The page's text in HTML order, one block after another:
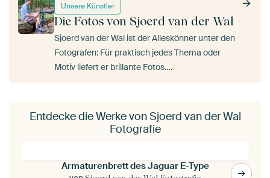
Unsere Künstler
Die Fotos von Sjoerd van der Wal
Sjoerd van der Wal ist der Alleskönner unter den
Fotografen: Für praktisch jedes Thema oder
Motiv liefert er brillante Fotos.…
Entdecke die Werke von Sjoerd van der Wal
Fotografie
Armaturenbrett des Jaguar E-Type